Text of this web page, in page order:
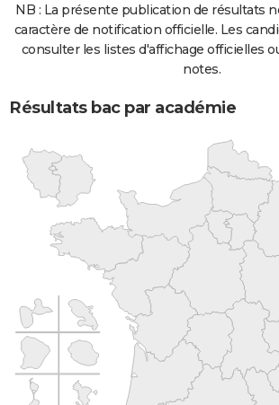
NB : La présente publication de résultats
caractère de notification officielle. Les
consulter les listes d'affichage officielles
notes.
Résultats bac par académie